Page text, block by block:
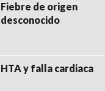
Fiebre de origen
desconocido
HTA y falla cardiaca